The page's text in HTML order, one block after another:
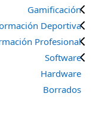
Gamificación
Deportiva
Profesional
Software
Hardware
Borrados